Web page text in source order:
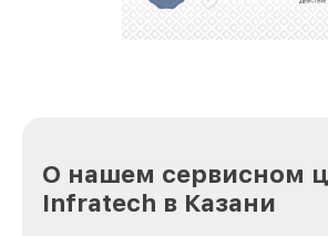
О нашем сервисном
Infratech в Казани